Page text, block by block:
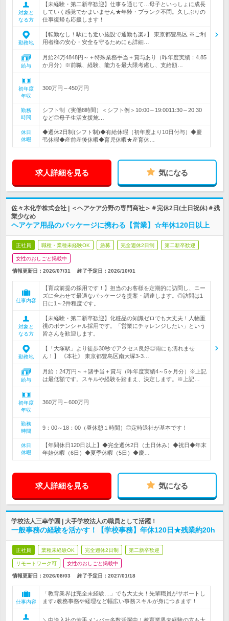
対象と
なる方
【未経験・第二新卒歓迎】仕事を通じて…母子といっしょに成長
していく感覚でかまいません★年齢・ブランク不問。久しぶりの
仕事復帰も応援します！
勤務地
【転勤なし！駅にも近い施設で通勤も楽♪】 東京都豊島区 ※ご利
用者様の安心・安全を守るためにも詳細…
給与
月給24万4848円～＋特殊業務手当＋賞与あり（昨年度実績：4.85
か月分）※前職、経験、能力を最大限考慮し、支給額…
初年度
年収
300万円～450万円
勤務
時間
シフト制（実働8時間）＜シフト例＞10:00～19:0011:30～20:30
など◎母子生活支援施…
休日
休暇
◆週休2日制(シフト制)◆有給休暇（初年度より10日付与）◆慶
弔休暇◆産前産後休暇◆育児休暇★産育休…
求人詳細を見る 気になる
佐々木化学株式会社 | ＜ヘアケア分野の専門商社＞＃完休2日(土日祝休)＃残
業少なめ
ヘアケア用品のパッケージに携わる【営業】☆年休120日以上
正社員 職種・業種未経験OK 急募 完全週休2日制 第二新卒歓迎
女性のおしごと掲載中
情報更新日：2026/07/31 終了予定日： 2026/10/01
仕事内容
【育成前提の採用です！】担当のお客様を定期的に訪問し、ニー
ズに合わせて最適なパッケージを提案・調達します。◎訪問は1
日に1～2件程度です。
対象と
なる方
【未経験・第二新卒歓迎】化粧品の知識ゼロでも大丈夫！人物重
視のポテンシャル採用です。「営業にチャレンジしたい」という
皆さんを歓迎します。
勤務地
【「大塚駅」より徒歩30秒でアクセス良好◎雨にも濡れませ
ん！】 《本社》 東京都豊島区南大塚3-3…
給与
月給：24万円～＋諸手当＋賞与（昨年度実績4～5ヶ月分）※上記
は最低額です。スキルや経験を踏まえ、決定します。※上記…
初年度
年収
360万円～600万円
勤務
時間
9：00～18：00（昼休憩１時間）◎定時退社が基本です！
休日
休暇
【年間休日120日以上】◆完全週休2日（土日休み）◆祝日◆年末
年始休暇（6日）◆夏季休暇（5日）◆慶…
求人詳細を見る 気になる
学校法人三幸学園 | 大手学校法人の職員として活躍！
一般事務の経験を活かす！【学校事務】年休120日★残業約20h
正社員 業種未経験OK 完全週休2日制 第二新卒歓迎
リモートワーク可 女性のおしごと掲載中
情報更新日：2026/08/03 終了予定日： 2027/01/18
仕事内容
「教育業界は完全未経験…」でも大丈夫！先輩職員がサポートし
ます♪教務事務や経理など幅広い事務スキルが身につきます！